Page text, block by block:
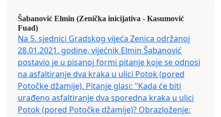
Šabanović Elmin (Zenička inicijativa - Kasumović
Fuad)
Na 5. sjednici Gradskog vijeća Zenica održanoj
28.01.2021. godine, vijećnik Elmin Šabanović
postavio je u pisanoj formi pitanje koje se odnosi
na asfaltiranje dva kraka u ulici Potok (pored
Potočke džamije). Pitanje glasi: "Kada će biti
urađeno asfaltiranje dva sporedna kraka u ulici
Potok (pored Potočke džamije)? Obrazloženje: